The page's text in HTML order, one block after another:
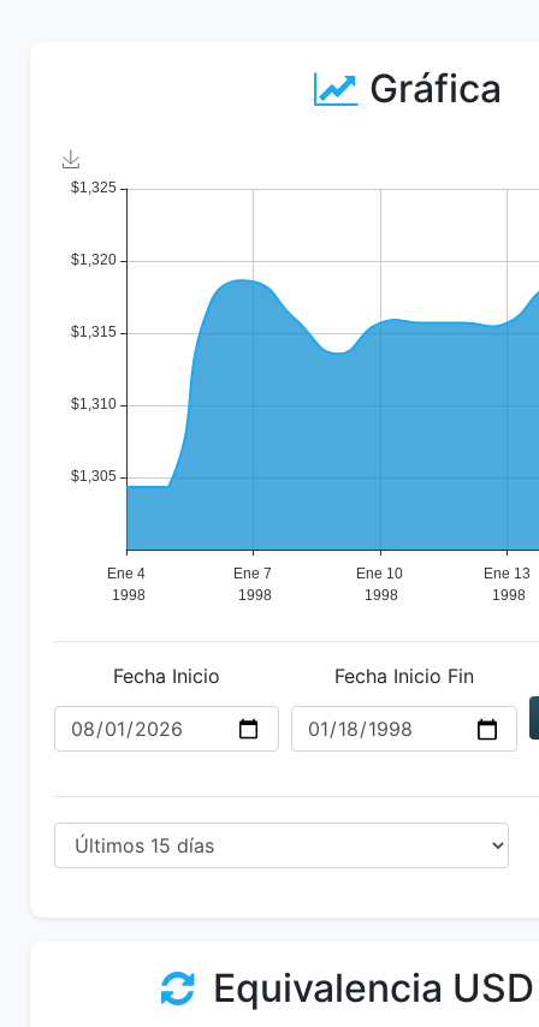
Gráfica
Fecha Inicio
Fecha Inicio Fin
Equivalencia